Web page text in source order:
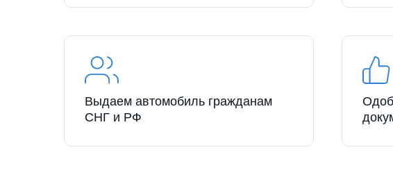
Выдаем автомобиль гражданам
СНГ и РФ